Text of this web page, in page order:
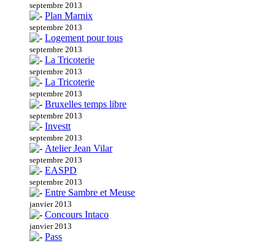
septembre 2013
Plan Marnix
septembre 2013
Logement pour tous
septembre 2013
La Tricoterie
septembre 2013
La Tricoterie
septembre 2013
Bruxelles temps libre
septembre 2013
Investt
septembre 2013
Atelier Jean Vilar
septembre 2013
EASPD
septembre 2013
Entre Sambre et Meuse
janvier 2013
Concours Intaco
janvier 2013
Pass